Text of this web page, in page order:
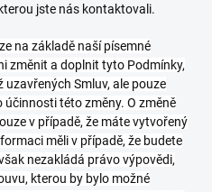
jste nás kontaktovali.
na základě naší písemné
změnit a doplnit tyto Podmínky,
Smluv, ale pouze
účinnosti této změny. O změně
v případě, že máte vytvořený
měli v případě, že budete
nezakládá právo výpovědi,
kterou by bylo možné